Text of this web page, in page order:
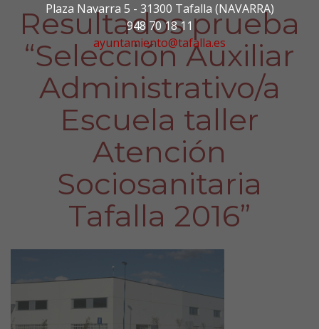
Plaza Navarra 5 - 31300 Tafalla (NAVARRA)
948 70 18 11
ayuntamiento@tafalla.es
Resultados prueba
“Selección Auxiliar
Administrativo/a
Escuela taller
Atención
Sociosanitaria
Tafalla 2016”